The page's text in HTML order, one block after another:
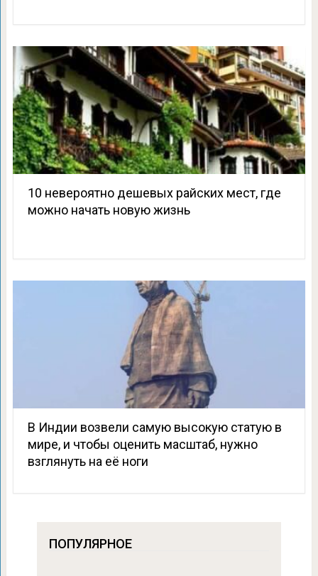
10 невероятно дешевых райских мест, где
можно начать новую жизнь
В Индии возвели самую высокую статую в
мире, и чтобы оценить масштаб, нужно
взглянуть на её ноги
ПОПУЛЯРНОЕ